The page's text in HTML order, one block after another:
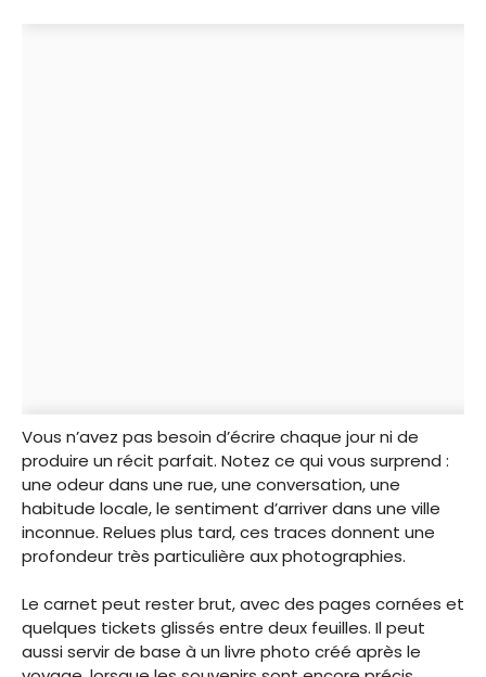
Vous n’avez pas besoin d’écrire chaque jour ni de
produire un récit parfait. Notez ce qui vous surprend :
une odeur dans une rue, une conversation, une
habitude locale, le sentiment d’arriver dans une ville
inconnue. Relues plus tard, ces traces donnent une
profondeur très particulière aux photographies.
Le carnet peut rester brut, avec des pages cornées et
quelques tickets glissés entre deux feuilles. Il peut
aussi servir de base à un livre photo créé après le